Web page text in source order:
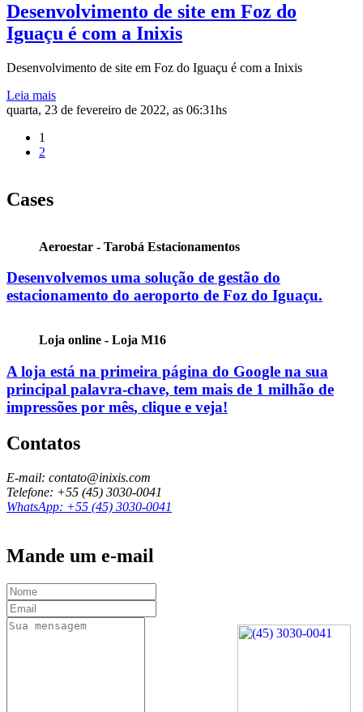
Desenvolvimento de site em Foz do
Iguaçu é com a Inixis
Desenvolvimento de site em Foz do Iguaçu é com a Inixis
Leia mais
quarta, 23 de fevereiro de 2022, as 06:31hs
1
2
Cases
Aeroestar - Tarobá Estacionamentos
Desenvolvemos uma solução de gestão do
estacionamento do aeroporto de Foz do Iguaçu.
Loja online - Loja M16
A loja está na primeira página do Google na sua
principal palavra-chave, tem mais de 1 milhão de
impressões por mês, clique e veja!
Contatos
E-mail: contato@inixis.com
Telefone: +55 (45) 3030-0041
WhatsApp: +55 (45) 3030-0041
Mande um e-mail